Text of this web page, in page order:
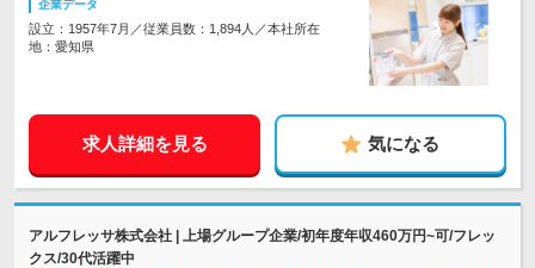
企業データ
設立：1957年7月／従業員数：1,894人／本社所在
地：愛知県
求人詳細を見る 気になる
アルフレッサ株式会社 | 上場グループ企業/初年度年収460万円~可/フレッ
クス/30代活躍中